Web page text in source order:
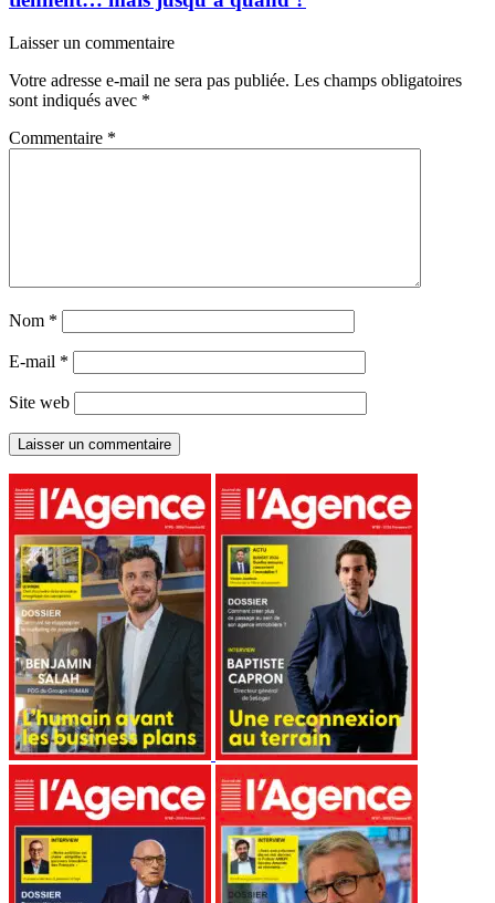
Laisser un commentaire
Votre adresse e-mail ne sera pas publiée. Les champs obligatoires
sont indiqués avec *
Commentaire *
Nom *
E-mail *
Site web